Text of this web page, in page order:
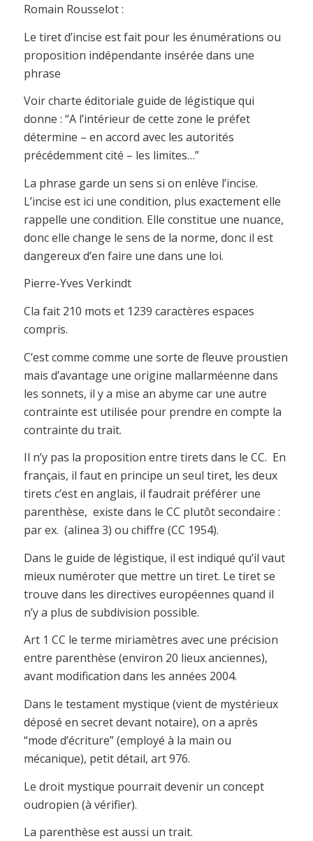
Romain Rousselot :
Le tiret d’incise est fait pour les énumérations ou
proposition indépendante insérée dans une
phrase
Voir charte éditoriale guide de légistique qui
donne : “A l’intérieur de cette zone le préfet
détermine – en accord avec les autorités
précédemment cité – les limites…”
La phrase garde un sens si on enlève l’incise.
L’incise est ici une condition, plus exactement elle
rappelle une condition. Elle constitue une nuance,
donc elle change le sens de la norme, donc il est
dangereux d’en faire une dans une loi.
Pierre-Yves Verkindt
Cla fait 210 mots et 1239 caractères espaces
compris.
C’est comme comme une sorte de fleuve proustien
mais d’avantage une origine mallarméenne dans
les sonnets, il y a mise an abyme car une autre
contrainte est utilisée pour prendre en compte la
contrainte du trait.
Il n’y pas la proposition entre tirets dans le CC. En
français, il faut en principe un seul tiret, les deux
tirets c’est en anglais, il faudrait préférer une
parenthèse, existe dans le CC plutôt secondaire :
par ex. (alinea 3) ou chiffre (CC 1954).
Dans le guide de légistique, il est indiqué qu’il vaut
mieux numéroter que mettre un tiret. Le tiret se
trouve dans les directives européennes quand il
n’y a plus de subdivision possible.
Art 1 CC le terme miriamètres avec une précision
entre parenthèse (environ 20 lieux anciennes),
avant modification dans les années 2004.
Dans le testament mystique (vient de mystérieux
déposé en secret devant notaire), on a après
“mode d’écriture” (employé à la main ou
mécanique), petit détail, art 976.
Le droit mystique pourrait devenir un concept
oudropien (à vérifier).
La parenthèse est aussi un trait.